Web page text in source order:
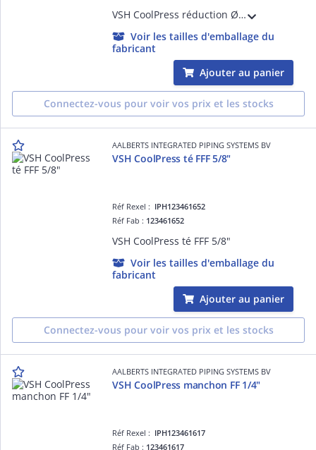
VSH CoolPress réduction ØF 3/4"x5/8"
Voir les tailles d'emballage du
fabricant
Ajouter au panier
Connectez-vous pour voir vos prix et les stocks
AALBERTS INTEGRATED PIPING SYSTEMS BV
VSH CoolPress té FFF 5/8"
Réf Rexel : IPH123461652
Réf Fab : 123461652
VSH CoolPress té FFF 5/8"
Voir les tailles d'emballage du
fabricant
Ajouter au panier
Connectez-vous pour voir vos prix et les stocks
AALBERTS INTEGRATED PIPING SYSTEMS BV
VSH CoolPress manchon FF 1/4"
Réf Rexel : IPH123461617
Réf Fab : 123461617